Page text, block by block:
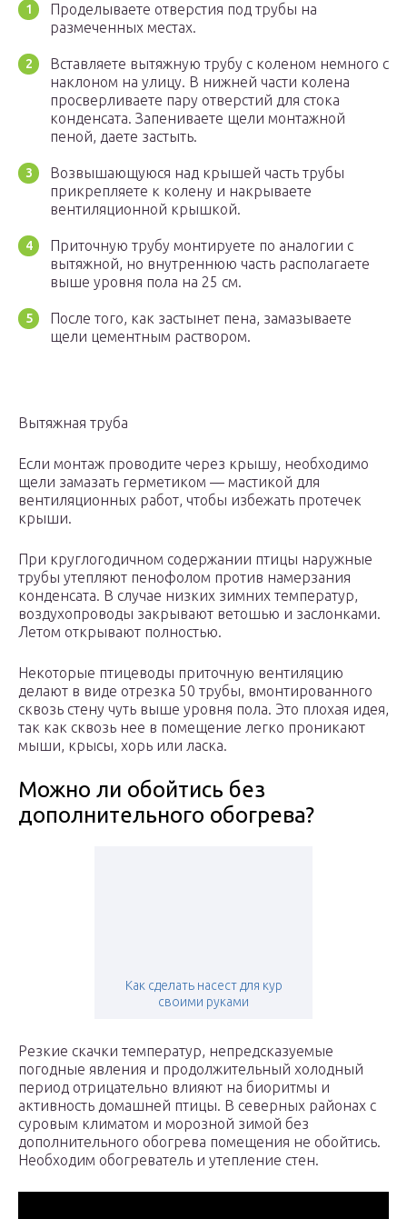
Проделываете отверстия под трубы на
размеченных местах.
Вставляете вытяжную трубу с коленом немного с
наклоном на улицу. В нижней части колена
просверливаете пару отверстий для стока
конденсата. Запениваете щели монтажной
пеной, даете застыть.
Возвышающуюся над крышей часть трубы
прикрепляете к колену и накрываете
вентиляционной крышкой.
Приточную трубу монтируете по аналогии с
вытяжной, но внутреннюю часть располагаете
выше уровня пола на 25 см.
После того, как застынет пена, замазываете
щели цементным раствором.
Вытяжная труба
Если монтаж проводите через крышу, необходимо
щели замазать герметиком — мастикой для
вентиляционных работ, чтобы избежать протечек
крыши.
При круглогодичном содержании птицы наружные
трубы утепляют пенофолом против намерзания
конденсата. В случае низких зимних температур,
воздухопроводы закрывают ветошью и заслонками.
Летом открывают полностью.
Некоторые птицеводы приточную вентиляцию
делают в виде отрезка 50 трубы, вмонтированного
сквозь стену чуть выше уровня пола. Это плохая идея,
так как сквозь нее в помещение легко проникают
мыши, крысы, хорь или ласка.
Можно ли обойтись без
дополнительного обогрева?
Как сделать насест для кур
своими руками
Резкие скачки температур, непредсказуемые
погодные явления и продолжительный холодный
период отрицательно влияют на биоритмы и
активность домашней птицы. В северных районах с
суровым климатом и морозной зимой без
дополнительного обогрева помещения не обойтись.
Необходим обогреватель и утепление стен.